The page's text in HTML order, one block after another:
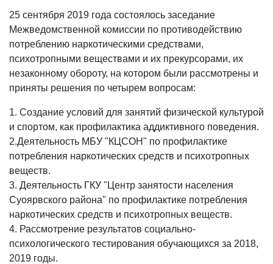
25 сентября 2019 года состоялось заседание
Межведомственной комиссии по противодействию
потреблению наркотическими средствами,
психотропными веществами и их прекурсорами, их
незаконному обороту, на котором были рассмотрены и
приняты решения по четырем вопросам:
1. Создание условий для занятий физической культурой
и спортом, как профилактика аддиктивного поведения.
2.Деятельность МБУ "КЦСОН" по профилактике
потребления наркотических средств и психотропных
веществ.
3. Деятельность ГКУ "Центр занятости населения
Суоярвского района" по профилактике потребления
наркотических средств и психотропных веществ.
4. Рассмотрение результатов социально-
психологического тестирования обучающихся за 2018,
2019 годы.